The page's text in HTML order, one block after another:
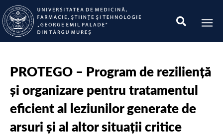
PROTEGO – Program de reziliență
și organizare pentru tratamentul
eficient al leziunilor generate de
arsuri și al altor situații critice